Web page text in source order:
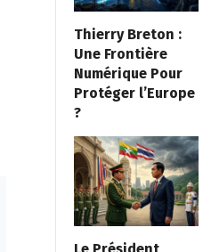
Thierry Breton :
Une Frontière
Numérique Pour
Protéger l’Europe
?